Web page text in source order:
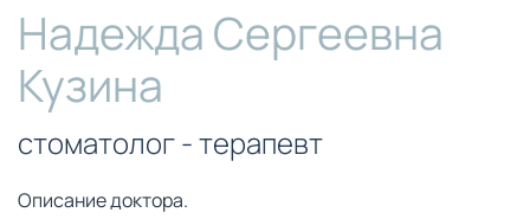
Надежда Сергеевна
Кузина
стоматолог - терапевт
Описание доктора.